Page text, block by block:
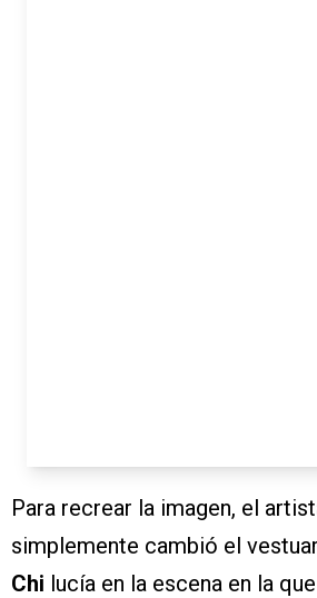
Para recrear la imagen, el
simplemente cambió el
Chi lucía en la escena en la